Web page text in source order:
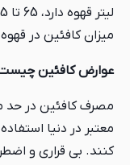
میزان کافئین در
عوارض کافئین
مصرف کافئین در
کنند. بی قراری و